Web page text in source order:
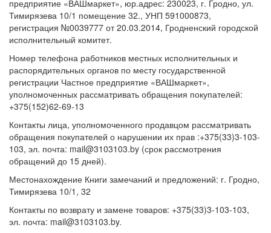
предприятие «ВАШмаркет», юр.адрес: 230023, г. Гродно, ул.
Тимирязева 10/1 помещение 32., УНП 591000873,
регистрация №0039777 от 20.03.2014, Гродненский городской
исполнительный комитет.
Номер телефона работников местных исполнительных и
распорядительных органов по месту государственной
регистрации Частное предприятие «ВАШмаркет»,
уполномоченных рассматривать обращения покупателей:
+375(152)62-69-13
Контакты лица, уполномоченного продавцом рассматривать
обращения покупателей о нарушении их прав :+375(33)3-103-
103, эл. почта: mail@3103103.by (срок рассмотрения
обращений до 15 дней).
Местонахождение Книги замечаний и предложений: г. Гродно,
Тимирязева 10/1, 32
Контакты по возврату и замене товаров: +375(33)3-103-103,
эл. почта: mail@3103103.by.